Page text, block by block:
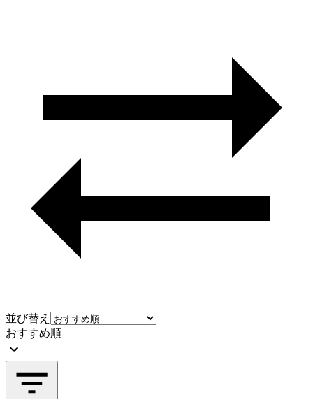
並び替え
おすすめ順